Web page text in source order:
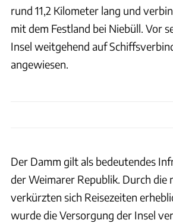
rund 11,2 Kilometer lang und
mit dem Festland bei Niebüll. Vor
Insel weitgehend auf
angewiesen.
Der Damm gilt als bedeutendes
der Weimarer Republik. Durch die
verkürzten sich Reisezeiten
wurde die Versorgung der Insel